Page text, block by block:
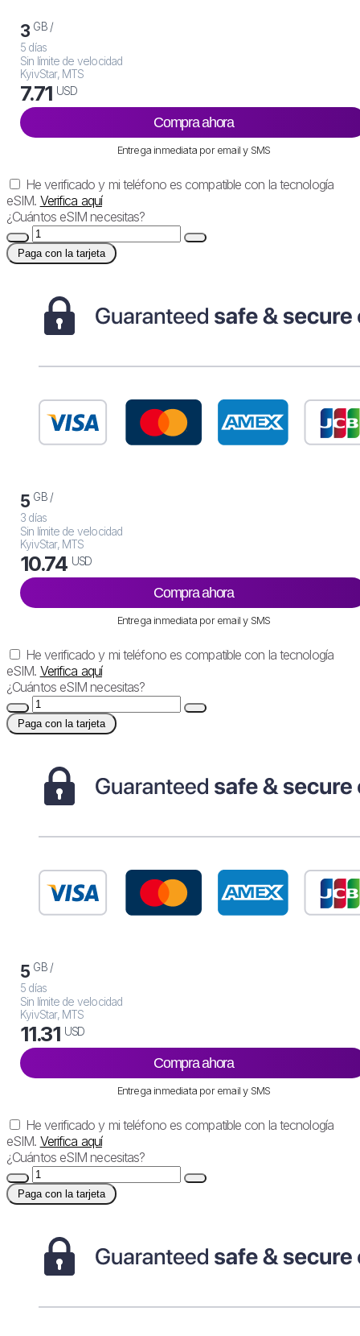
3 GB /
5 días
Sin límite de velocidad
KyivStar, MTS
7.71 USD
Compra ahora
Entrega inmediata por email y SMS
He verificado y mi teléfono es compatible con la tecnología
eSIM. Verifica aquí
¿Cuántos eSIM necesitas?
Paga con la tarjeta
5 GB /
3 días
Sin límite de velocidad
KyivStar, MTS
10.74 USD
Compra ahora
Entrega inmediata por email y SMS
He verificado y mi teléfono es compatible con la tecnología
eSIM. Verifica aquí
¿Cuántos eSIM necesitas?
Paga con la tarjeta
5 GB /
5 días
Sin límite de velocidad
KyivStar, MTS
11.31 USD
Compra ahora
Entrega inmediata por email y SMS
He verificado y mi teléfono es compatible con la tecnología
eSIM. Verifica aquí
¿Cuántos eSIM necesitas?
Paga con la tarjeta